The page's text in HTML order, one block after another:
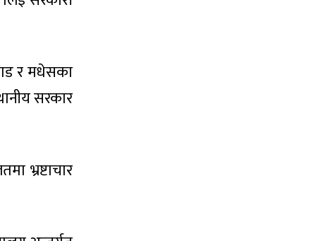
र मधेसका
सरकार
भ्रष्टाचार